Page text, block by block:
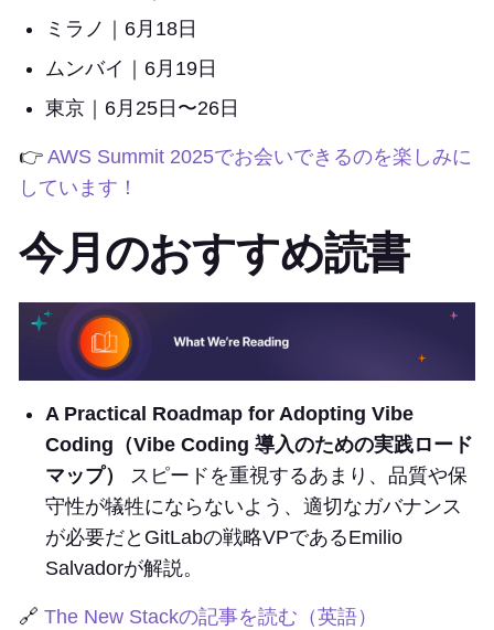
ミラノ｜6月18日
ムンバイ｜6月19日
東京｜6月25日〜26日
👉 AWS Summit 2025でお会いできるのを楽しみに
しています！
今月のおすすめ読書
A Practical Roadmap for Adopting Vibe
Coding（Vibe Coding 導入のための実践ロード
マップ）
スピードを重視するあまり、品質や保
守性が犠牲にならないよう、適切なガバナンス
が必要だとGitLabの戦略VPであるEmilio
Salvadorが解説。
🔗 The New Stackの記事を読む（英語）